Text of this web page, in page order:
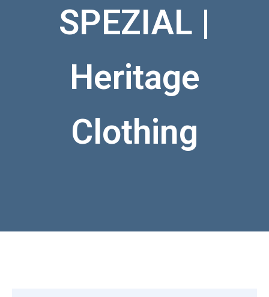
SPEZIAL |
Heritage
Clothing